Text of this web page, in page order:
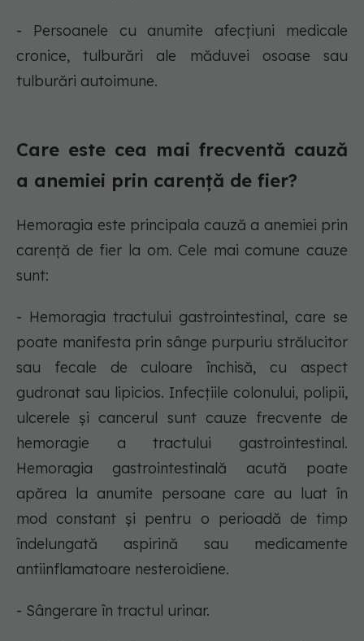
- Persoanele cu anumite afecțiuni medicale
cronice, tulburări ale măduvei osoase sau
tulburări autoimune.
Care este cea mai frecventă cauză
a anemiei prin carență de fier?
Hemoragia este principala cauză a anemiei prin
carență de fier la om. Cele mai comune cauze
sunt:
- Hemoragia tractului gastrointestinal, care se
poate manifesta prin sânge purpuriu strălucitor
sau fecale de culoare închisă, cu aspect
gudronat sau lipicios. Infecțiile colonului, polipii,
ulcerele și cancerul sunt cauze frecvente de
hemoragie a tractului gastrointestinal.
Hemoragia gastrointestinală acută poate
apărea la anumite persoane care au luat în
mod constant și pentru o perioadă de timp
îndelungată aspirină sau medicamente
antiinflamatoare nesteroidiene.
- Sângerare în tractul urinar.